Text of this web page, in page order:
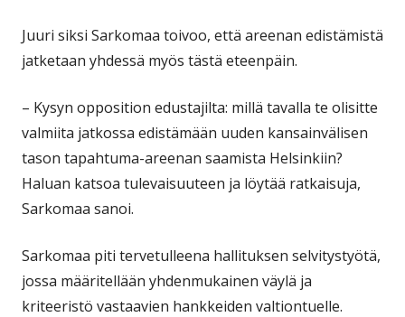
Juuri siksi Sarkomaa toivoo, että areenan edistämistä
jatketaan yhdessä myös tästä eteenpäin.
– Kysyn opposition edustajilta: millä tavalla te olisitte
valmiita jatkossa edistämään uuden kansainvälisen
tason tapahtuma-areenan saamista Helsinkiin?
Haluan katsoa tulevaisuuteen ja löytää ratkaisuja,
Sarkomaa sanoi.
Sarkomaa piti tervetulleena hallituksen selvitystyötä,
jossa määritellään yhdenmukainen väylä ja
kriteeristö vastaavien hankkeiden valtiontuelle.